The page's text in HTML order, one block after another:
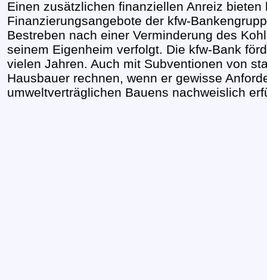
Einen zusätzlichen finanziellen Anreiz
Finanzierungsangebote der kfw-
Bestreben nach einer Verminderung des
seinem Eigenheim verfolgt. Die kfw-Bank
vielen Jahren. Auch mit Subventionen von
Hausbauer rechnen, wenn er gewisse
umweltverträglichen Bauens nachweislich